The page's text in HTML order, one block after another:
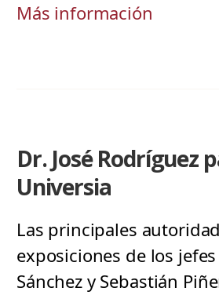
Más información
Dr. José Rodríguez
Universia
Las principales
exposiciones de los
Sánchez y Sebastián